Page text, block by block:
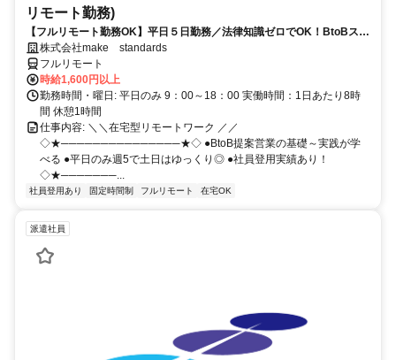
リモート勤務)
【フルリモート勤務OK】平日５日勤務／法律知識ゼロでOK！BtoBスキ
ルが身につく営業職
株式会社make standards
フルリモート
時給1,600円以上
勤務時間・曜日: 平日のみ 9：00～18：00 実働時間：1日あたり8時
間 休憩1時間
仕事内容: ＼＼在宅型リモートワーク ／／
◇★───────────────★◇ ●BtoB提案営業の基礎～実践が学
べる ●平日のみ週5で土日はゆっくり◎ ●社員登用実績あり！
◇★───────...
社員登用あり 固定時間制 フルリモート 在宅OK
派遣社員